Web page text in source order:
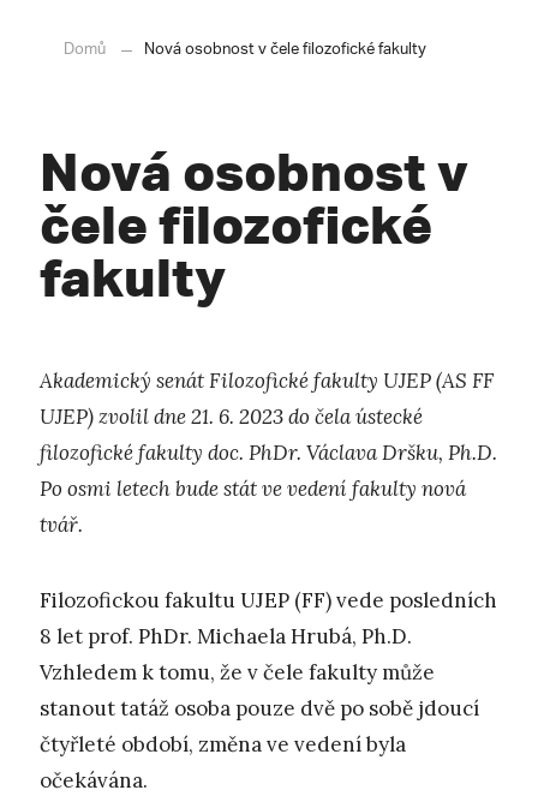
Domů Nová osobnost v čele filozofické fakulty
Nová osobnost v
čele filozofické
fakulty
Akademický senát Filozofické fakulty UJEP (AS FF
UJEP) zvolil dne 21. 6. 2023 do čela ústecké
filozofické fakulty doc. PhDr. Václava Dršku, Ph.D.
Po osmi letech bude stát ve vedení fakulty nová
tvář.
Filozofickou fakultu UJEP (FF) vede posledních
8 let prof. PhDr. Michaela Hrubá, Ph.D.
Vzhledem k tomu, že v čele fakulty může
stanout tatáž osoba pouze dvě po sobě jdoucí
čtyřleté období, změna ve vedení byla
očekávána.